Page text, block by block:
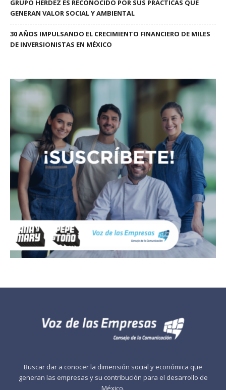
GRUPO HERDEZ ES RECONOCIDO POR SUS PRÁCTICAS QUE
GENERAN VALOR SOCIAL Y AMBIENTAL
30 AÑOS IMPULSANDO EL CRECIMIENTO FINANCIERO DE MILES
DE INVERSIONISTAS EN MÉXICO
Buscar dar a conocer la dimensión social y económica que
generan las empresas y su contribución para el desarrollo de
México.